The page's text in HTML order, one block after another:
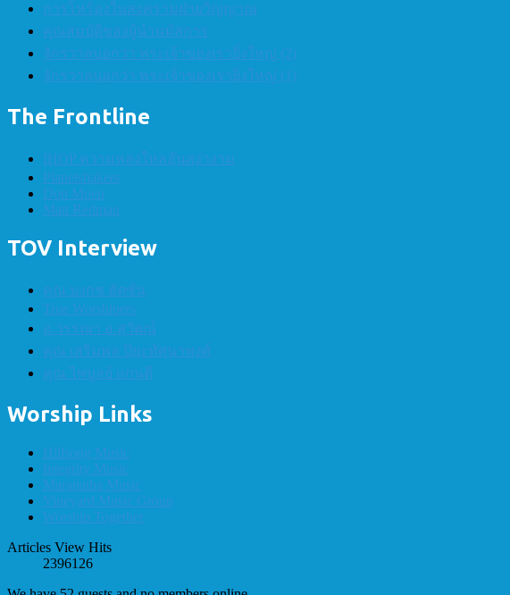
การโห่ร้องในสงครามฝ่ายวิญญาณ
คุณสมบัติของผู้นำนมัสการ
จักรวาลบอกว่า พระเจ้าของเรายิ่งใหญ่ (2)
จักรวาลบอกว่า พระเจ้าของเรายิ่งใหญ่ (1)
The Frontline
IHOP ความหลงใหลอันสง่างาม
Planetshakers
Don Moen
Matt Redman
TOV Interview
คุณ บงกช ฮัดซัน
True Worshipers
อ.วรรณา อ.สุวัฒน์
คุณ เสริมพล ปิยะทัศนาพงศ์
คุณ ไพบูลย์ แก่นดี
Worship Links
Hillsong Music
Integrity Music
Maranatha Music
Vineyard Music Group
Worship Together
Articles View Hits
2396126